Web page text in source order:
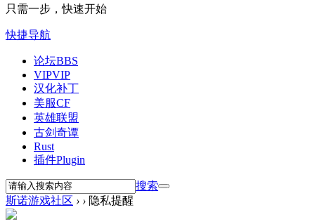
只需一步，快速开始
快捷导航
论坛BBS
VIPVIP
汉化补丁
美服CF
英雄联盟
古剑奇谭
Rust
插件Plugin
搜索
斯诺游戏社区 › › 隐私提醒